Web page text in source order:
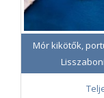
Mór kikötők,